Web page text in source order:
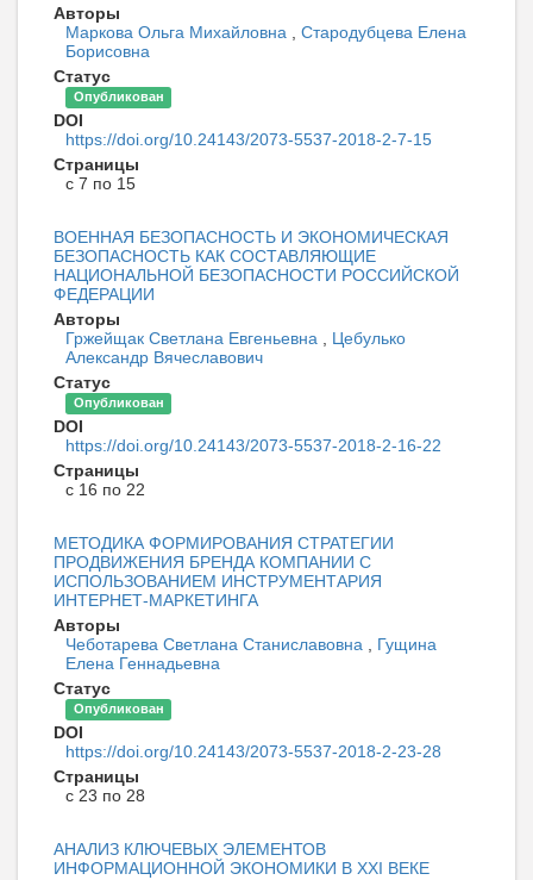
Авторы
Маркова Ольга Михайловна , Стародубцева Елена
Борисовна
Статус
Опубликован
DOI
https://doi.org/10.24143/2073-5537-2018-2-7-15
Страницы
с 7 по 15
ВОЕННАЯ БЕЗОПАСНОСТЬ И ЭКОНОМИЧЕСКАЯ
БЕЗОПАСНОСТЬ КАК СОСТАВЛЯЮЩИЕ
НАЦИОНАЛЬНОЙ БЕЗОПАСНОСТИ РОССИЙСКОЙ
ФЕДЕРАЦИИ
Авторы
Гржейщак Светлана Евгеньевна , Цебулько
Александр Вячеславович
Статус
Опубликован
DOI
https://doi.org/10.24143/2073-5537-2018-2-16-22
Страницы
с 16 по 22
МЕТОДИКА ФОРМИРОВАНИЯ СТРАТЕГИИ
ПРОДВИЖЕНИЯ БРЕНДА КОМПАНИИ С
ИСПОЛЬЗОВАНИЕМ ИНСТРУМЕНТАРИЯ
ИНТЕРНЕТ-МАРКЕТИНГА
Авторы
Чеботарева Светлана Станиславовна , Гущина
Елена Геннадьевна
Статус
Опубликован
DOI
https://doi.org/10.24143/2073-5537-2018-2-23-28
Страницы
с 23 по 28
АНАЛИЗ КЛЮЧЕВЫХ ЭЛЕМЕНТОВ
ИНФОРМАЦИОННОЙ ЭКОНОМИКИ В XXI ВЕКЕ